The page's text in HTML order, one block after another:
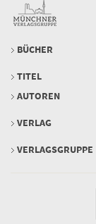
BÜCHER
TITEL
AUTOREN
VERLAG
VERLAGSGRUPPE